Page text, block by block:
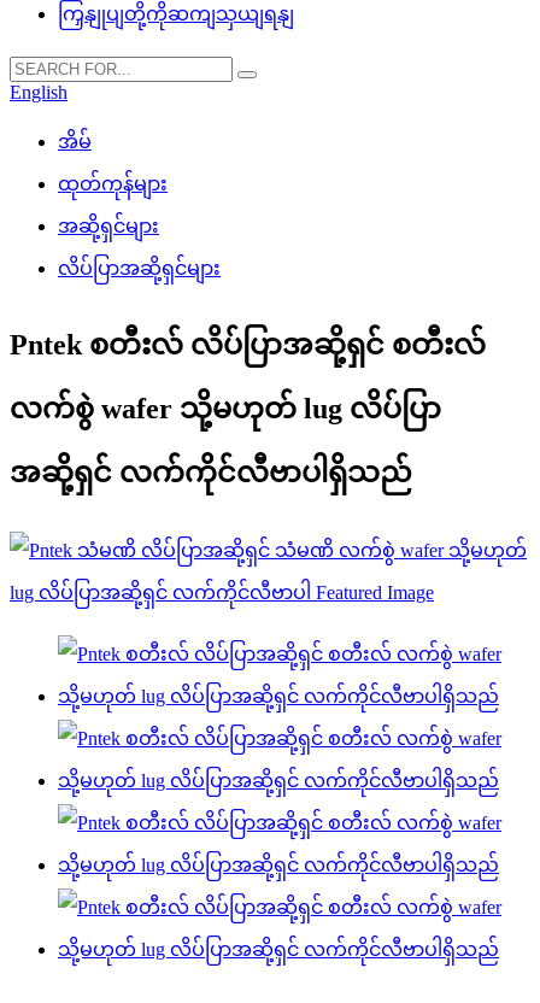
ကြှနျုပျတို့ကိုဆကျသှယျရနျ
English
အိမ်
ထုတ်ကုန်များ
အဆို့ရှင်များ
လိပ်ပြာအဆို့ရှင်များ
Pntek စတီးလ် လိပ်ပြာအဆို့ရှင် စတီးလ်
လက်စွဲ wafer သို့မဟုတ် lug လိပ်ပြာ
အဆို့ရှင် လက်ကိုင်လီဗာပါရှိသည်